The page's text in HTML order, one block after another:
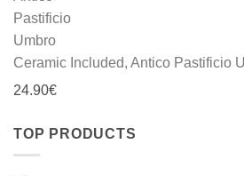
Ceramic Included, Antico Pastificio
24.90€
TOP PRODUCTS